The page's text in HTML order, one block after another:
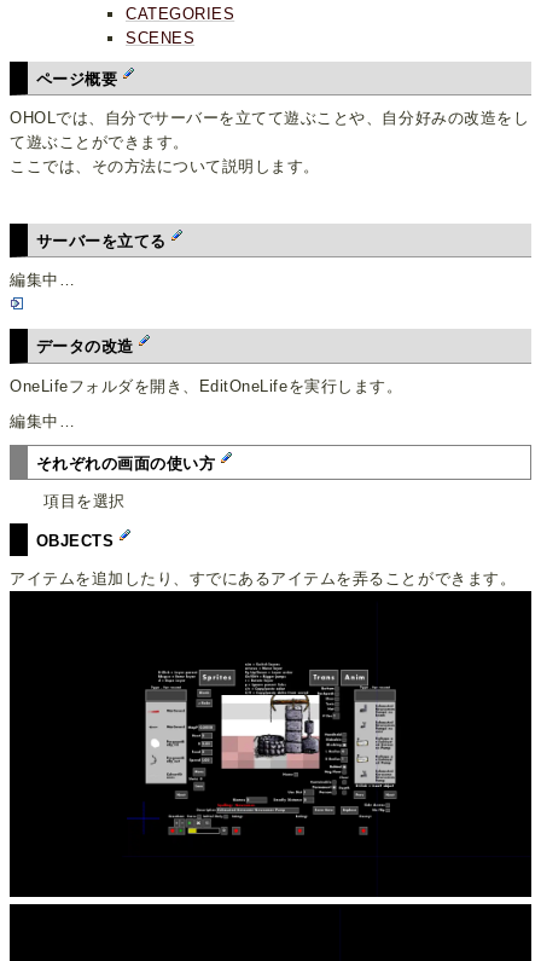
CATEGORIES
SCENES
ページ概要
OHOLでは、自分でサーバーを立てて遊ぶことや、自分好みの改造をし
て遊ぶことができます。
ここでは、その方法について説明します。
サーバーを立てる
編集中…
データの改造
OneLifeフォルダを開き、EditOneLifeを実行します。
編集中…
それぞれの画面の使い方
項目を選択
OBJECTS
アイテムを追加したり、すでにあるアイテムを弄ることができます。